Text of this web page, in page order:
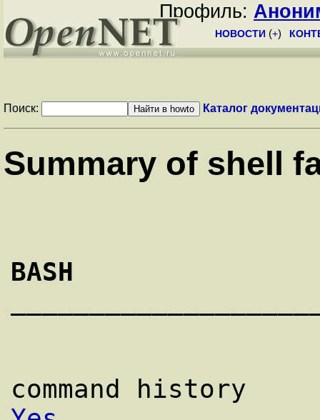
Профиль:
НОВОСТИ (+)
Поиск: Каталог
Summary of shell
BASH
command